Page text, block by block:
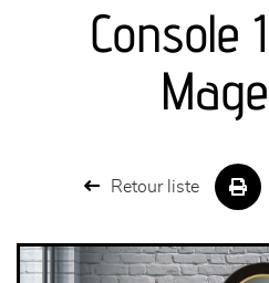
séjours
meubles de complément
Console
Retour liste